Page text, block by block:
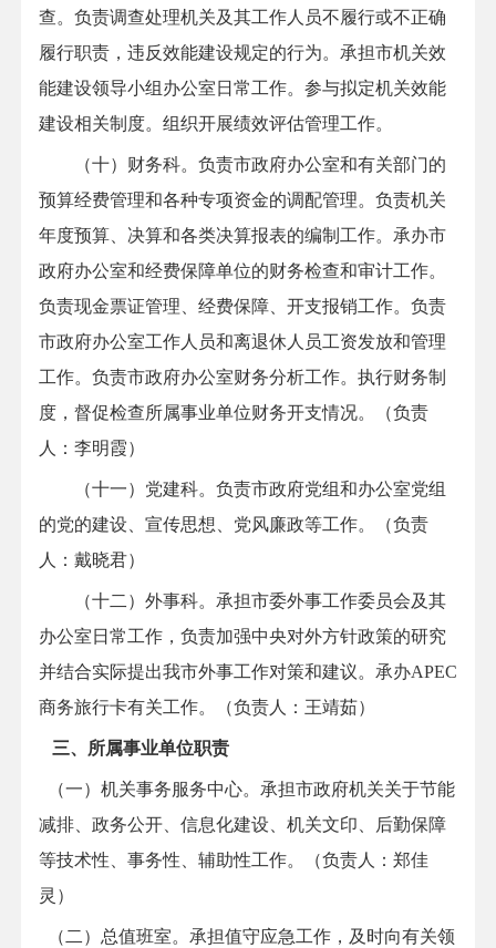
查。负责调查处理机关及其工作人员不履行或不正确
履行职责，违反效能建设规定的行为。承担市机关效
能建设领导小组办公室日常工作。参与拟定机关效能
建设相关制度。组织开展绩效评估管理工作。
（十）财务科。负责市政府办公室和有关部门的
预算经费管理和各种专项资金的调配管理。负责机关
年度预算、决算和各类决算报表的编制工作。承办市
政府办公室和经费保障单位的财务检查和审计工作。
负责现金票证管理、经费保障、开支报销工作。负责
市政府办公室工作人员和离退休人员工资发放和管理
工作。负责市政府办公室财务分析工作。执行财务制
度，督促检查所属事业单位财务开支情况。（负责
人：李明霞）
（十一）党建科。负责市政府党组和办公室党组
的党的建设、宣传思想、党风廉政等工作。（负责
人：戴晓君）
（十二）外事科。承担市委外事工作委员会及其
办公室日常工作，负责加强中央对外方针政策的研究
并结合实际提出我市外事工作对策和建议。承办APEC
商务旅行卡有关工作。（负责人：王靖茹）
三、所属事业单位职责
（一）机关事务服务中心。 承担市政府机关关于节能
减排、政务公开、信息化建设、机关文印、后勤保障
等技术性、事务性、辅助性工作。（负责人：郑佳
灵 ）
（二）总值班室。 承担值守应急工作，及时向有关领